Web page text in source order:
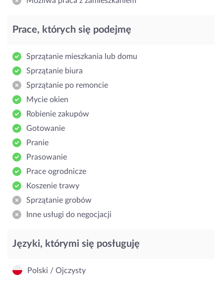
Prace, których się podejmę
Sprzątanie mieszkania lub domu
Sprzątanie biura
Sprzątanie po remoncie
Mycie okien
Robienie zakupów
Gotowanie
Pranie
Prasowanie
Prace ogrodnicze
Koszenie trawy
Sprzątanie grobów
Inne usługi do negocjacji
Języki, którymi się posługuję
Polski / Ojczysty